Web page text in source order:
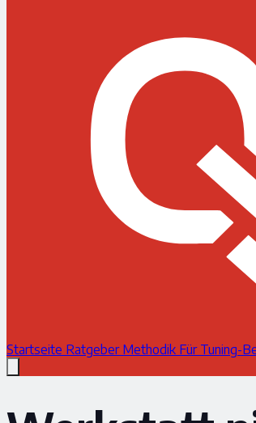
Startseite Ratgeber Methodik Für Tuning-